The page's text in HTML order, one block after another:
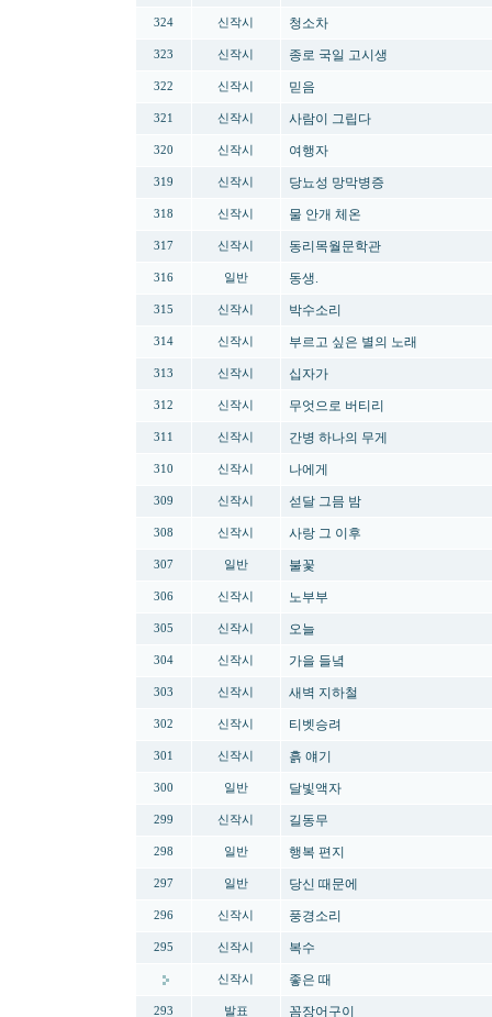
324 신작시 청소차
323 신작시 종로 국일 고시생
322 신작시 믿음
321 신작시 사람이 그립다
320 신작시 여행자
319 신작시 당뇨성 망막병증
318 신작시 물 안개 체온
317 신작시 동리목월문학관
316 일반 동생.
315 신작시 박수소리
314 신작시 부르고 싶은 별의 노래
313 신작시 십자가
312 신작시 무엇으로 버티리
311 신작시 간병 하나의 무게
310 신작시 나에게
309 신작시 섣달 그믐 밤
308 신작시 사랑 그 이후
307 일반 불꽃
306 신작시 노부부
305 신작시 오늘
304 신작시 가을 들녘
303 신작시 새벽 지하철
302 신작시 티벳승려
301 신작시 흙 얘기
300 일반 달빛액자
299 신작시 길동무
298 일반 행복 편지
297 일반 당신 때문에
296 신작시 풍경소리
295 신작시 복수
신작시 좋은 때
293 발표 꼼장어구이